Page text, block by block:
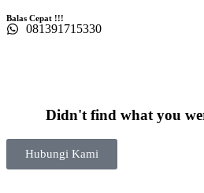
Balas Cepat !!!
081391715330
Didn't find what you
Hubungi Kami